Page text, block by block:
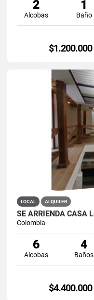
2
Alcobas
1
Baño
$1.200.000
LOCAL ALQUILER
Colombia
6
Alcobas
4
Baños
$4.400.000